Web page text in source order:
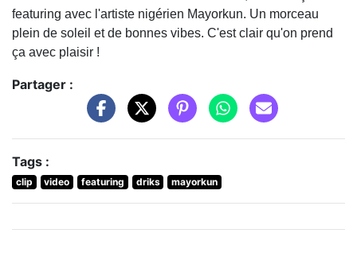
featuring avec l'artiste nigérien Mayorkun. Un morceau
plein de soleil et de bonnes vibes. C'est clair qu'on prend
ça avec plaisir !
Partager :
Tags :
clip video featuring driks mayorkun